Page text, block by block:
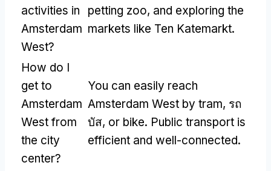
activities in
Amsterdam
West?
petting zoo, and exploring the
markets like Ten Katemarkt.
How do I
get to
Amsterdam
West from
the city
center?
You can easily reach
Amsterdam West by tram, รถ
บัส, or bike. Public transport is
efficient and well-connected.